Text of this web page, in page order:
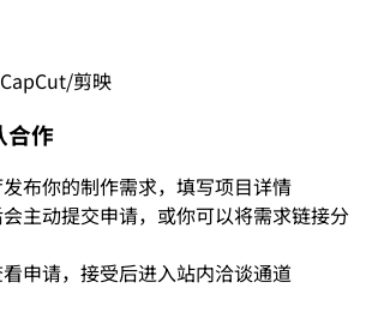
CapCut/剪映
合作
布你的制作需求，填写项目详情
主动提交申请，或你可以将需求链接分
申请，接受后进入站内洽谈通道